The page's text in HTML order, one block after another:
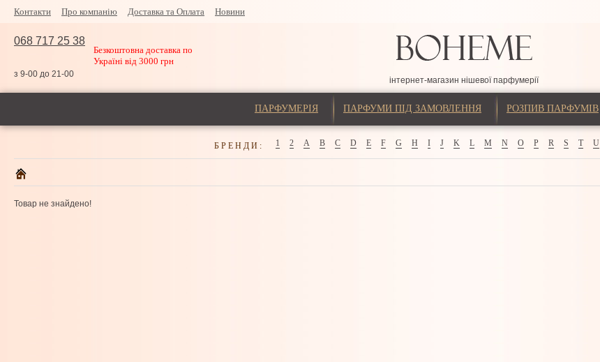
Контакти Про компанію Доставка та Оплата Новини
068 717 25 38
Безкоштовна доставка по
Україні від 3000 грн
з 9-00 до 21-00
інтернет-магазин нішевої парфумерії
ПАРФУМЕРІЯ ПАРФУМИ ПІД ЗАМОВЛЕННЯ РОЗПИВ ПАРФУМІВ
БРЕНДИ: 1 2 A B C D E F G H I J K L M N O P R S T U
Товар не знайдено!